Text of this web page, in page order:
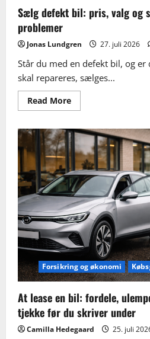
Sælg defekt bil: pris, valg og
problemer
Jonas Lundgren 27. juli 2026
Står du med en defekt bil, og
skal repareres, sælges...
Read MoreRead
more
defekt
bil:
pris,
valg
og
sådan
undgår
du
problemer
Forsikring og økonomi
At lease en bil: fordele,
tjekke før du skriver under
Camilla Hedegaard 25. juli